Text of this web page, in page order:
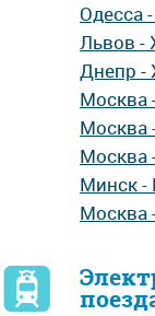
Одесса
Львов -
Днепр -
Москва
Москва
Москва
Минск -
Москва